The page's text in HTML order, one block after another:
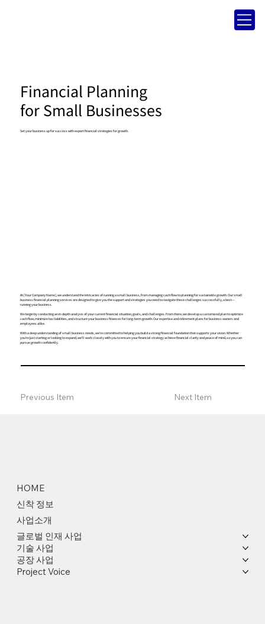
Financial Planning
for Small Businesses
Set your business up for success with expert financial strategies for growth.
At [Your Company Name], we understand the intricacies of running a small business, from managing cash flow to planning for sustainable growth. Our small
business financial planning services are designed to give you the support and strategies you need to navigate these challenges successfully, a best—
running your business.
We begin by conducting an in-depth analysis of your current financial situation, goals, and challenges. From there, we develop a customized plan to optimize
cash flow, minimize tax liabilities, and structure your business finances for long-term growth. Our expertise and retirement plans for business owners and
employees alike.
With a deep understanding of small business needs, we’re committed to helping you build a strong financial foundation that supports your vision. Whether
you’re just starting or looking to expand, we’ll work closely with you to ensure your financial strategy achieve financial clarity and peace of mind, so you can
pursue growth confidently.
Previous Item Next Item
HOME
신착 정보
사업소개
글로벌 인재 사업
기술 사업
공장 사업
Project Voice